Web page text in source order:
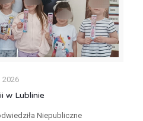
2026
w Lublinie
Niepubliczne